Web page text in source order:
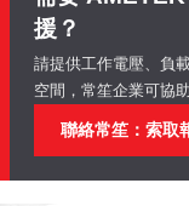
援？
請提供工作電壓、負
空間，常笙企業可協
聯絡常笙：索取